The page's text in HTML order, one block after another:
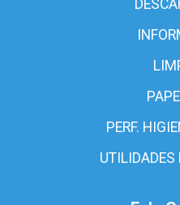
PERF.
UTILIDADES